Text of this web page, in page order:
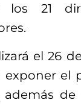
los 21
el 26
exponer el